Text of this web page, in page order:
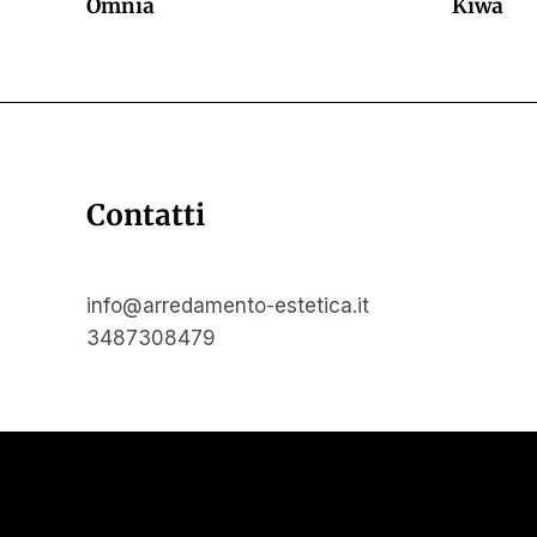
Omnia Kiwa
Contatti
info@arredamento-estetica.it
3487308479